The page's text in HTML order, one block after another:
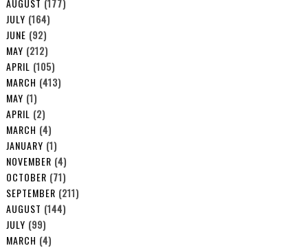
JULY (164)
JUNE (92)
MAY (212)
APRIL (105)
MARCH (413)
MAY (1)
APRIL (2)
MARCH (4)
JANUARY (1)
NOVEMBER (4)
OCTOBER (71)
SEPTEMBER (211)
AUGUST (144)
JULY (99)
MARCH (4)